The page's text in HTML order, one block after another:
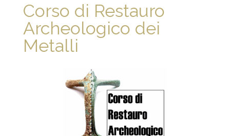
Corso di Restauro
Archeologico dei
Metalli